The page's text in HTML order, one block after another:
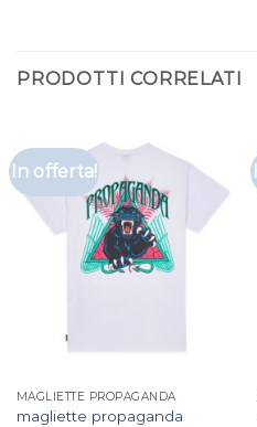
PRODOTTI CORRELATI
In offerta!
MAGLIETTE PROPAGANDA
magliette propaganda